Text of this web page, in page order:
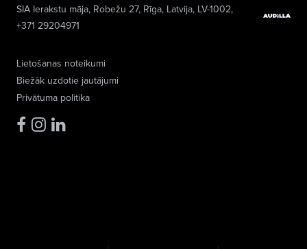
Lietošanas noteikumi
Biežāk uzdotie jautājumi
Privātuma politika
SIA Ierakstu māja, Robežu 27, Rīga, Latvija, LV-1002,
+371 29204971